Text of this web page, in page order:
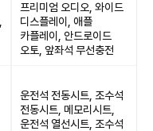
프리미엄 오디오, 와이드
디스플레이, 애플
카플레이, 안드로이드
오토, 앞좌석 무선충전
운전석 전동시트, 조수석
전동시트, 메모리시트,
운전석 열선시트, 조수석